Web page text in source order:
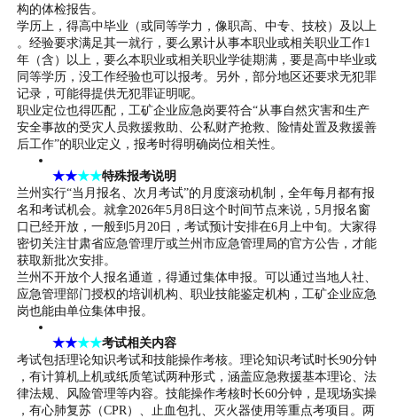
构的体检报告。
学历上，得高中毕业（或同等学力，像职高、中专、技校）及以上
。经验要求满足其一就行，要么累计从事本职业或相关职业工作1
年（含）以上，要么本职业或相关职业学徒期满，要是高中毕业或
同等学历，没工作经验也可以报考。另外，部分地区还要求无犯罪
记录，可能得提供无犯罪证明呢。
职业定位也得匹配，工矿企业应急岗要符合“从事自然灾害和生产
安全事故的受灾人员救援救助、公私财产抢救、险情处置及救援善
后工作”的职业定义，报考时得明确岗位相关性。
★★★★特殊报考说明
兰州实行“当月报名、次月考试”的月度滚动机制，全年每月都有报
名和考试机会。就拿2026年5月8日这个时间节点来说，5月报名窗
口已经开放，一般到5月20日，考试预计安排在6月上中旬。大家得
密切关注甘肃省应急管理厅或兰州市应急管理局的官方公告，才能
获取新批次安排。
兰州不开放个人报名通道，得通过集体申报。可以通过当地人社、
应急管理部门授权的培训机构、职业技能鉴定机构，工矿企业应急
岗也能由单位集体申报。
★★★★考试相关内容
考试包括理论知识考试和技能操作考核。理论知识考试时长90分钟
，有计算机上机或纸质笔试两种形式，涵盖应急救援基本理论、法
律法规、风险管理等内容。技能操作考核时长60分钟，是现场实操
，有心肺复苏（CPR）、止血包扎、灭火器使用等重点考项目。两